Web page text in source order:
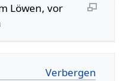
Löwen, vor